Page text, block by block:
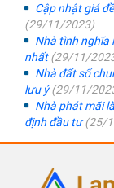
Cập nhật giá
(29/11/2023)
Nhà tình nghĩa
nhất(29/11/
Nhà đất sổ
lưu ý(29/11/
Nhà phát mãi
định đầu tư(25/